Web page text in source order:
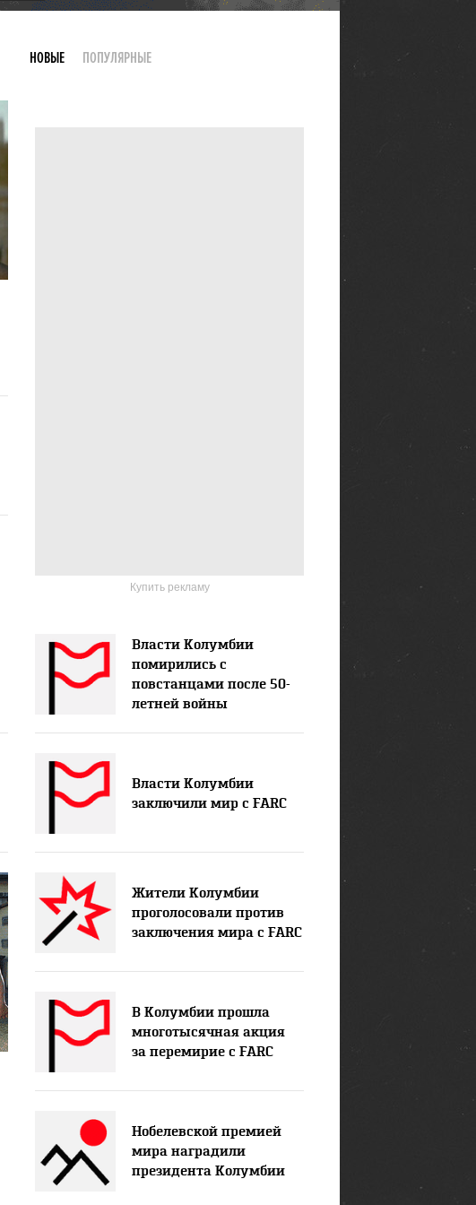
НОВЫЕ ПОПУЛЯРНЫЕ
Купить рекламу
Власти Колумбии
помирились с
повстанцами после 50-
летней войны
Власти Колумбии
заключили мир с FARC
Жители Колумбии
проголосовали против
заключения мира с FARC
В Колумбии прошла
многотысячная акция
за перемирие с FARC
Нобелевской премией
мира наградили
президента Колумбии